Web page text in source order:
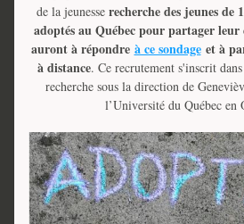
de la jeunesse recherche des jeunes de
adoptés au Québec pour partager leur
auront à répondre à ce sondage et à
à distance. Ce recrutement s'inscrit
recherche sous la direction de
l’Université du Québec en